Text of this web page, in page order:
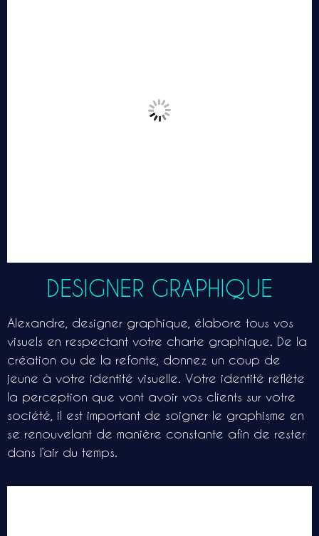
DESIGNER GRAPHIQUE
Alexandre, designer graphique, élabore tous vos
visuels en respectant votre charte graphique. De la
création ou de la refonte, donnez un coup de
jeune à votre identité visuelle. Votre identité reflète
la perception que vont avoir vos clients sur votre
société, il est important de soigner le graphisme en
se renouvelant de manière constante afin de rester
dans l’air du temps.